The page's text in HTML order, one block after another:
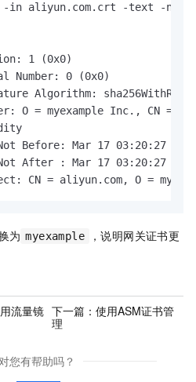
-in aliyun.com.crt -text -
1 (0x0)
Number: 0 (0x0)
Algorithm:
O = myexample Inc., CN =
Before: Mar 17 03:20:27
After : Mar 17 03:20:27
CN = aliyun.com, O =
为 myexample
，说明网关证书更
流量镜 下一篇：使用ASM证书管
理
您有帮助吗？